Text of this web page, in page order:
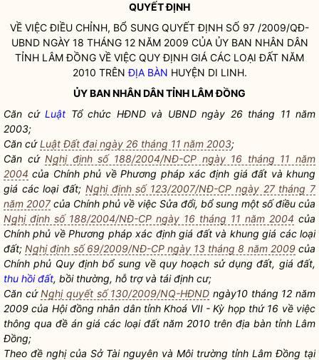
QUYẾT ĐỊNH
VỀ VIỆC ĐIỀU CHỈNH, BỔ SUNG QUYẾT ĐỊNH SỐ 97 /2009/QĐ-
UBND NGÀY 18 THÁNG 12 NĂM 2009 CỦA ỦY BAN NHÂN DÂN
TỈNH LÂM ĐỒNG VỀ VIỆC QUY ĐỊNH GIÁ CÁC LOẠI ĐẤT NĂM
2010 TRÊNĐỊA BÀN HUYỆN DI LINH.
ỦY BANNHÂN DÂNTỈNH LÂM ĐỒNG
Căn cứ Luật Tổ chức HĐND và UBND ngày 26 tháng 11 năm
2003;
Căn cứLuật Đất đai ngày 26 tháng 11 năm 2003;
Căn cứNghị định số 188/2004/NĐ-CP ngày 16 tháng 11 năm
2004 của Chính phủ về Phương pháp xác định giá đất và khung
giá các loại đất; Nghị định số 123/2007/NĐ-CP ngày 27 tháng 7
năm 2007của Chính phủ về việc Sửa đổi, bổ sung một số điều của
Nghị định số 188/2004/NĐ-CP ngày 16 tháng 11 năm 2004 của
Chính phủ về Phương pháp xác định giá đất và khung giá các loại
đất;Nghị định số 69/2009/NĐ-CP ngày 13 tháng 8 năm 2009của
Chính phủ Quy định bổ sung về quy hoạch sử dụng đất, giá đất,
thu hồi đất, bồi thường, hỗ trợ và tái định cư;
Căn cứNghị quyết số 130/2009/NQ-HĐND ngày10 tháng 12 năm
2009 của Hội đồngnhân dântỉnh Khoá VII - Kỳ họp thứ 16 về việc
thông qua đề án giá các loại đất năm 2010 trên địa bàn tỉnh Lâm
Đồng;
Theo đề nghị của Sở Tài nguyên và Môi trường tỉnh Lâm Đồng tại